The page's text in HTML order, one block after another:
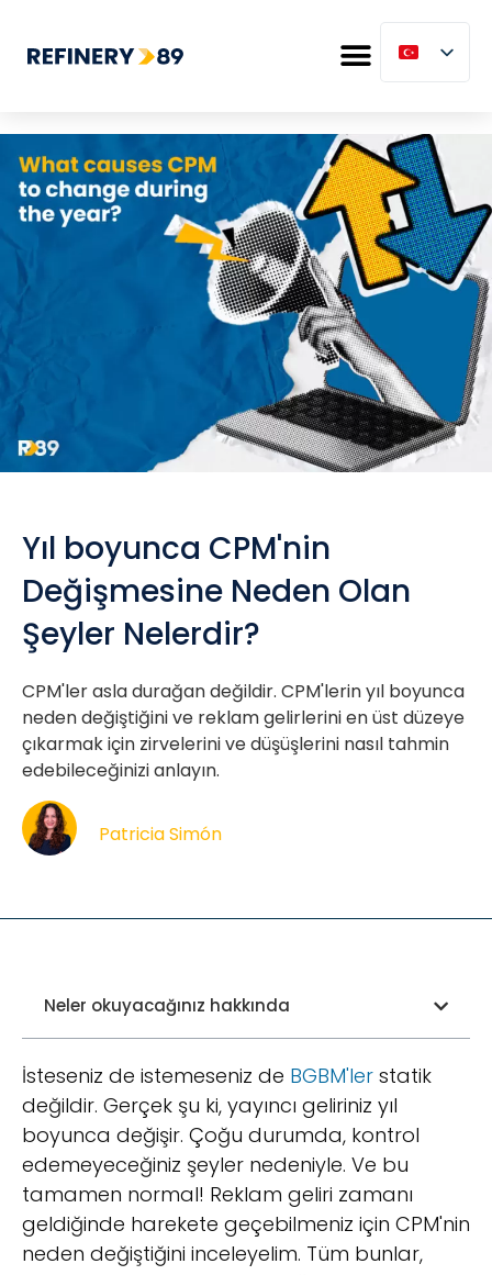
Yıl boyunca CPM'nin
Değişmesine Neden Olan
Şeyler Nelerdir?
CPM'ler asla durağan değildir. CPM'lerin yıl boyunca
neden değiştiğini ve reklam gelirlerini en üst düzeye
çıkarmak için zirvelerini ve düşüşlerini nasıl tahmin
edebileceğinizi anlayın.
Patricia Simón
Neler okuyacağınız hakkında
İsteseniz de istemeseniz de BGBM'ler statik
değildir. Gerçek şu ki, yayıncı geliriniz yıl
boyunca değişir. Çoğu durumda, kontrol
edemeyeceğiniz şeyler nedeniyle. Ve bu
tamamen normal! Reklam geliri zamanı
geldiğinde harekete geçebilmeniz için CPM'nin
neden değiştiğini inceleyelim. Tüm bunlar,